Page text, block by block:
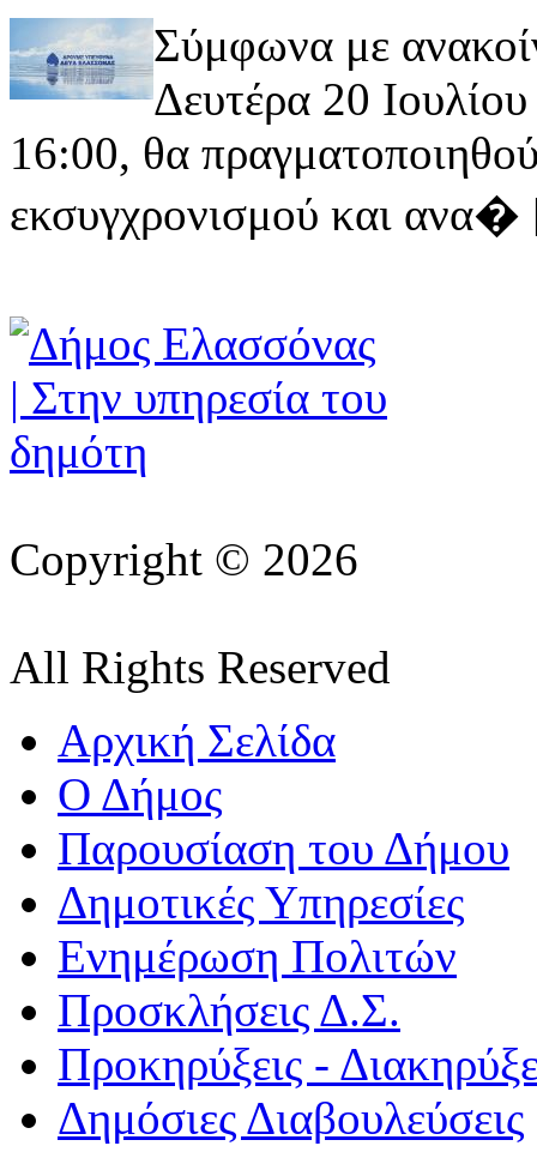
Σύμφωνα με
Δευτέρα 20
16:00, θα
εκσυγχρονισμού και
Copyright © 2026
All Rights Reserved
Αρχική Σελίδα
Ο Δήμος
Παρουσίαση του Δήμου
Δημοτικές Υπηρεσίες
Ενημέρωση Πολιτών
Προσκλήσεις Δ.Σ.
Προκηρύξεις -
Δημόσιες Διαβουλεύσεις